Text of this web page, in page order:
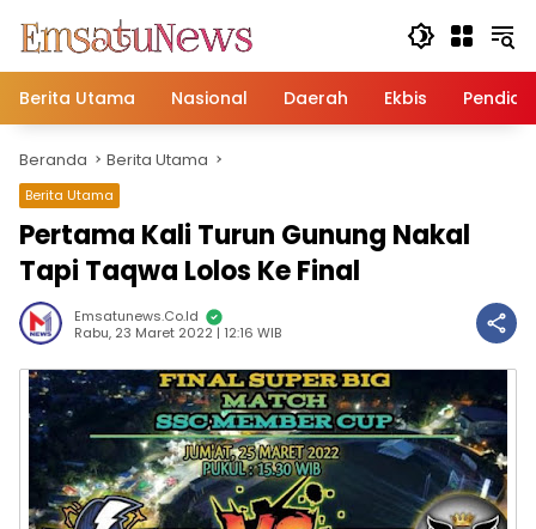
konten
Berita Utama
Nasional Daerah Ekbis
Beranda Berita Utama
Berita Utama
Pertama Kali Turun Gunung Nakal
Tapi Taqwa Lolos Ke Final
Emsatunews.co.id
Rabu, 23 Maret 2022 | 12:16 WIB